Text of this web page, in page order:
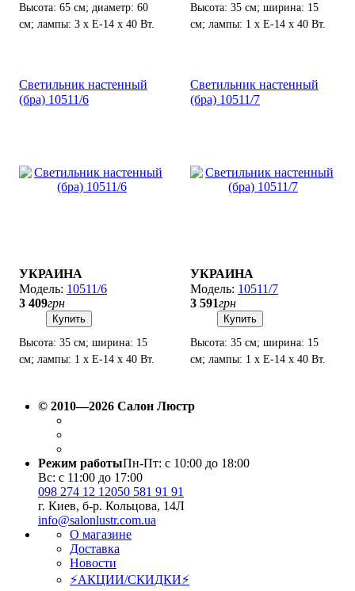
Высота: 65 см; диаметр: 60
см; лампы: 3 х Е-14 х 40 Вт.
Высота: 35 см; ширина: 15
см; лампы: 1 х Е-14 х 40 Вт.
Светильник настенный
(бра) 10511/6
УКРАИНА
10511/6
3 409грн
Купить
Высота: 35 см; ширина: 15
см; лампы: 1 х Е-14 х 40 Вт.
Светильник настенный
(бра) 10511/7
УКРАИНА
10511/7
3 591грн
Купить
Высота: 35 см; ширина: 15
см; лампы: 1 х Е-14 х 40 Вт.
© 2010—2026 Салон Люстр
Режим работыПн-Пт: с 10:00 до 18:00
Вс: с 11:00 до 17:00
098 274 12 12050 581 91 91
г. Киев, б-р. Кольцова, 14Л
info@salonlustr.com.ua
О магазине
Доставка
Новости
⚡АКЦИИ/СКИДКИ⚡